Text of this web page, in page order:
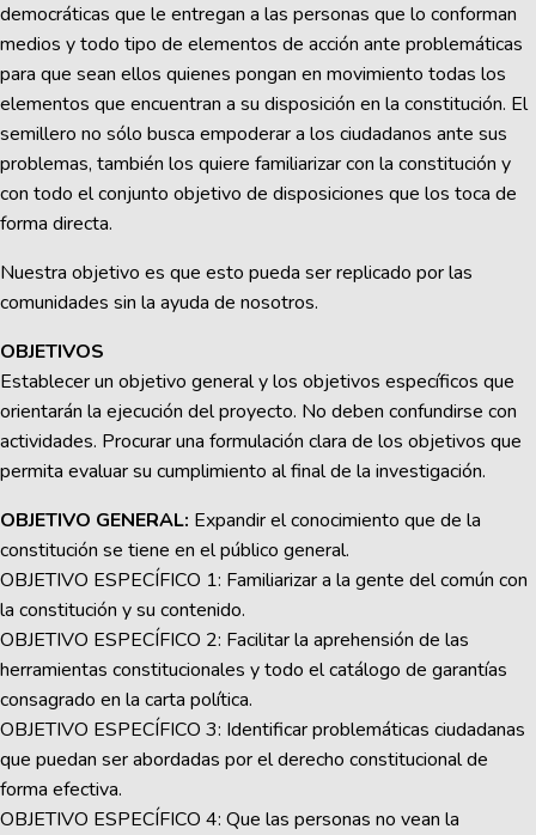
democráticas que le entregan a las personas que lo conforman
medios y todo tipo de elementos de acción ante problemáticas
para que sean ellos quienes pongan en movimiento todas los
elementos que encuentran a su disposición en la constitución. El
semillero no sólo busca empoderar a los ciudadanos ante sus
problemas, también los quiere familiarizar con la constitución y
con todo el conjunto objetivo de disposiciones que los toca de
forma directa.
Nuestra objetivo es que esto pueda ser replicado por las
comunidades sin la ayuda de nosotros.
OBJETIVOS
Establecer un objetivo general y los objetivos específicos que
orientarán la ejecución del proyecto. No deben confundirse con
actividades. Procurar una formulación clara de los objetivos que
permita evaluar su cumplimiento al final de la investigación.
OBJETIVO GENERAL: Expandir el conocimiento que de la
constitución se tiene en el público general.
OBJETIVO ESPECÍFICO 1: Familiarizar a la gente del común con
la constitución y su contenido.
OBJETIVO ESPECÍFICO 2: Facilitar la aprehensión de las
herramientas constitucionales y todo el catálogo de garantías
consagrado en la carta política.
OBJETIVO ESPECÍFICO 3: Identificar problemáticas ciudadanas
que puedan ser abordadas por el derecho constitucional de
forma efectiva.
OBJETIVO ESPECÍFICO 4: Que las personas no vean la